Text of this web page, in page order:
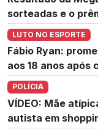
sorteadas e o
LUTO NO ESPORTE
Fábio Ryan:
aos 18 anos após
POLÍCIA
VÍDEO: Mãe
autista em